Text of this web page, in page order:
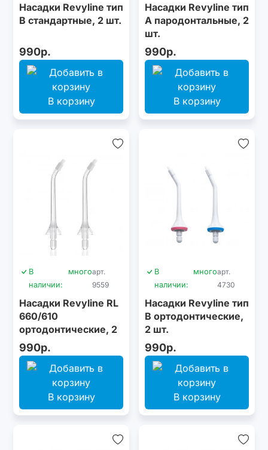
Насадки Revyline тип
В стандартные, 2 шт.
990р.
В корзину
Насадки Revyline тип
А пародонтальные, 2
шт.
990р.
В корзину
В
наличии:
многоарт.
9559
Насадки Revyline RL
660/610
ортодонтические, 2
шт.
990р.
В корзину
В
наличии:
многоарт.
4730
Насадки Revyline тип
В ортодонтические,
2 шт.
990р.
В корзину